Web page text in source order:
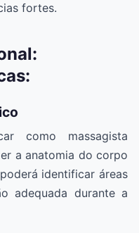
fortes.
como massagista
a anatomia do corpo
identificar áreas
adequada durante a